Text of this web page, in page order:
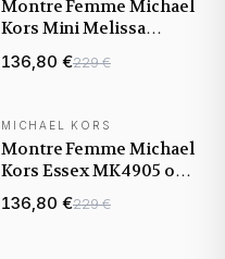
Montre Femme Michael
Kors Mini Melissa
bracelet maillons acier
136,80 €229 €
NOUVEAUTÉ
MICHAEL KORS
Montre Femme Michael
Kors Essex MK4905 or
rose bracelet maillons
acier
136,80 €229 €